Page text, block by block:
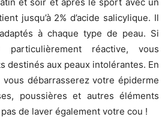
jusqu’à 2% d’acide salicylique. Il
à chaque type de peau. Si
réactive, vous
destinés aux peaux intolérantes. En
débarrasserez votre épiderme
poussières et autres éléments
de laver également votre cou !